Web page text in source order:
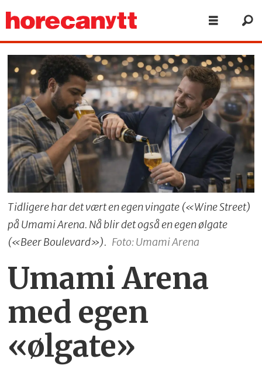
Tidligere har det vært en egen vingate («Wine Street)
på Umami Arena. Nå blir det også en egen ølgate
(«Beer Boulevard»). Foto: Umami Arena
Umami Arena
med egen
«ølgate»